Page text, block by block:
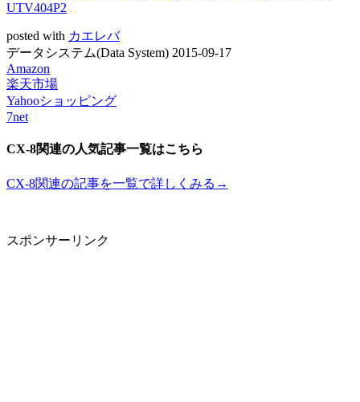
UTV404P2
posted with カエレバ
データシステム(Data System) 2015-09-17
Amazon
楽天市場
Yahooショッピング
7net
CX-8関連の人気記事一覧はこちら
CX-8関連の記事を一覧で詳しくみる→
スポンサーリンク